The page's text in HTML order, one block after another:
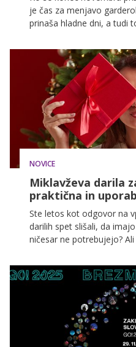
je čas za menjavo
prinaša hladne dni, a tudi
skodelico kakava. Da pa
mrazu kar se da prijetno
obutev.
NOVICE
Miklavževa darila
praktična in
Ste letos kot odgovor na
darilih spet slišali, da
ničesar ne potrebujejo?
potrebami vaših staršev?
izbranimi darili za